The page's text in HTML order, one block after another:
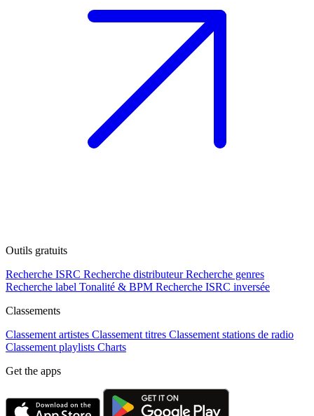
Outils gratuits
Recherche ISRC Recherche distributeur Recherche genres
Recherche label Tonalité & BPM Recherche ISRC inversée
Classements
Classement artistes Classement titres Classement stations de radio
Classement playlists Charts
Get the apps